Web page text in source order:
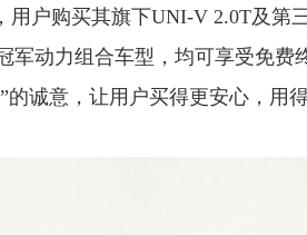
户购买其旗下UNI-V 2.0T及第
军动力组合车型，均可享受免费
诚意，让用户买得更安心，用得